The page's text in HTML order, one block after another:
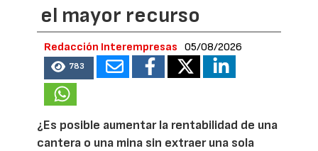
el mayor recurso
Redacción Interempresas 05/08/2026
783
¿Es posible aumentar la rentabilidad de una
cantera o una mina sin extraer una sola